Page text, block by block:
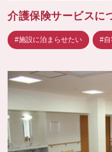
介護保険サービスに
#施設に泊まらせたい #